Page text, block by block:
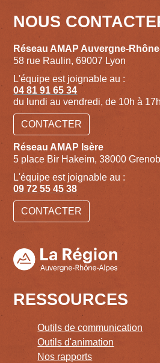
NOUS
Réseau AMAP Auvergne-
58 rue Raulin, 69007 Lyon
L'équipe est joignable au :
04 81 91 65 34
du lundi au vendredi, de 10h à 17h
CONTACTER
Réseau AMAP Isère
5 place Bir Hakeim, 38000
L'équipe est joignable au :
09 72 55 45 38
CONTACTER
RESSOURCES
Outils de communication
Outils d'animation
Nos rapports